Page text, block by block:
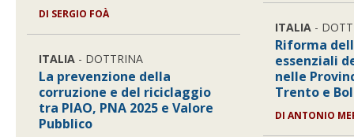
DI SERGIO FOÀ
ITALIA - DOTTRINA
La prevenzione della
corruzione e del riciclaggio
tra PIAO, PNA 2025 e Valore
Pubblico
ITALIA -
Riforma
essenziali
nelle
Trento e
DIANTONIO